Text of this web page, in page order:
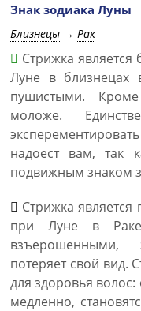
Знак зодиака Луны
Близнецы → Рак
Стрижка является
Луне в близнецах
пушистыми.
моложе.
надоест вам, так
подвижным знаком
Стрижка
при Луне в
взъерошенными,
потеряет свой вид.
для здоровья волос:
медленно,